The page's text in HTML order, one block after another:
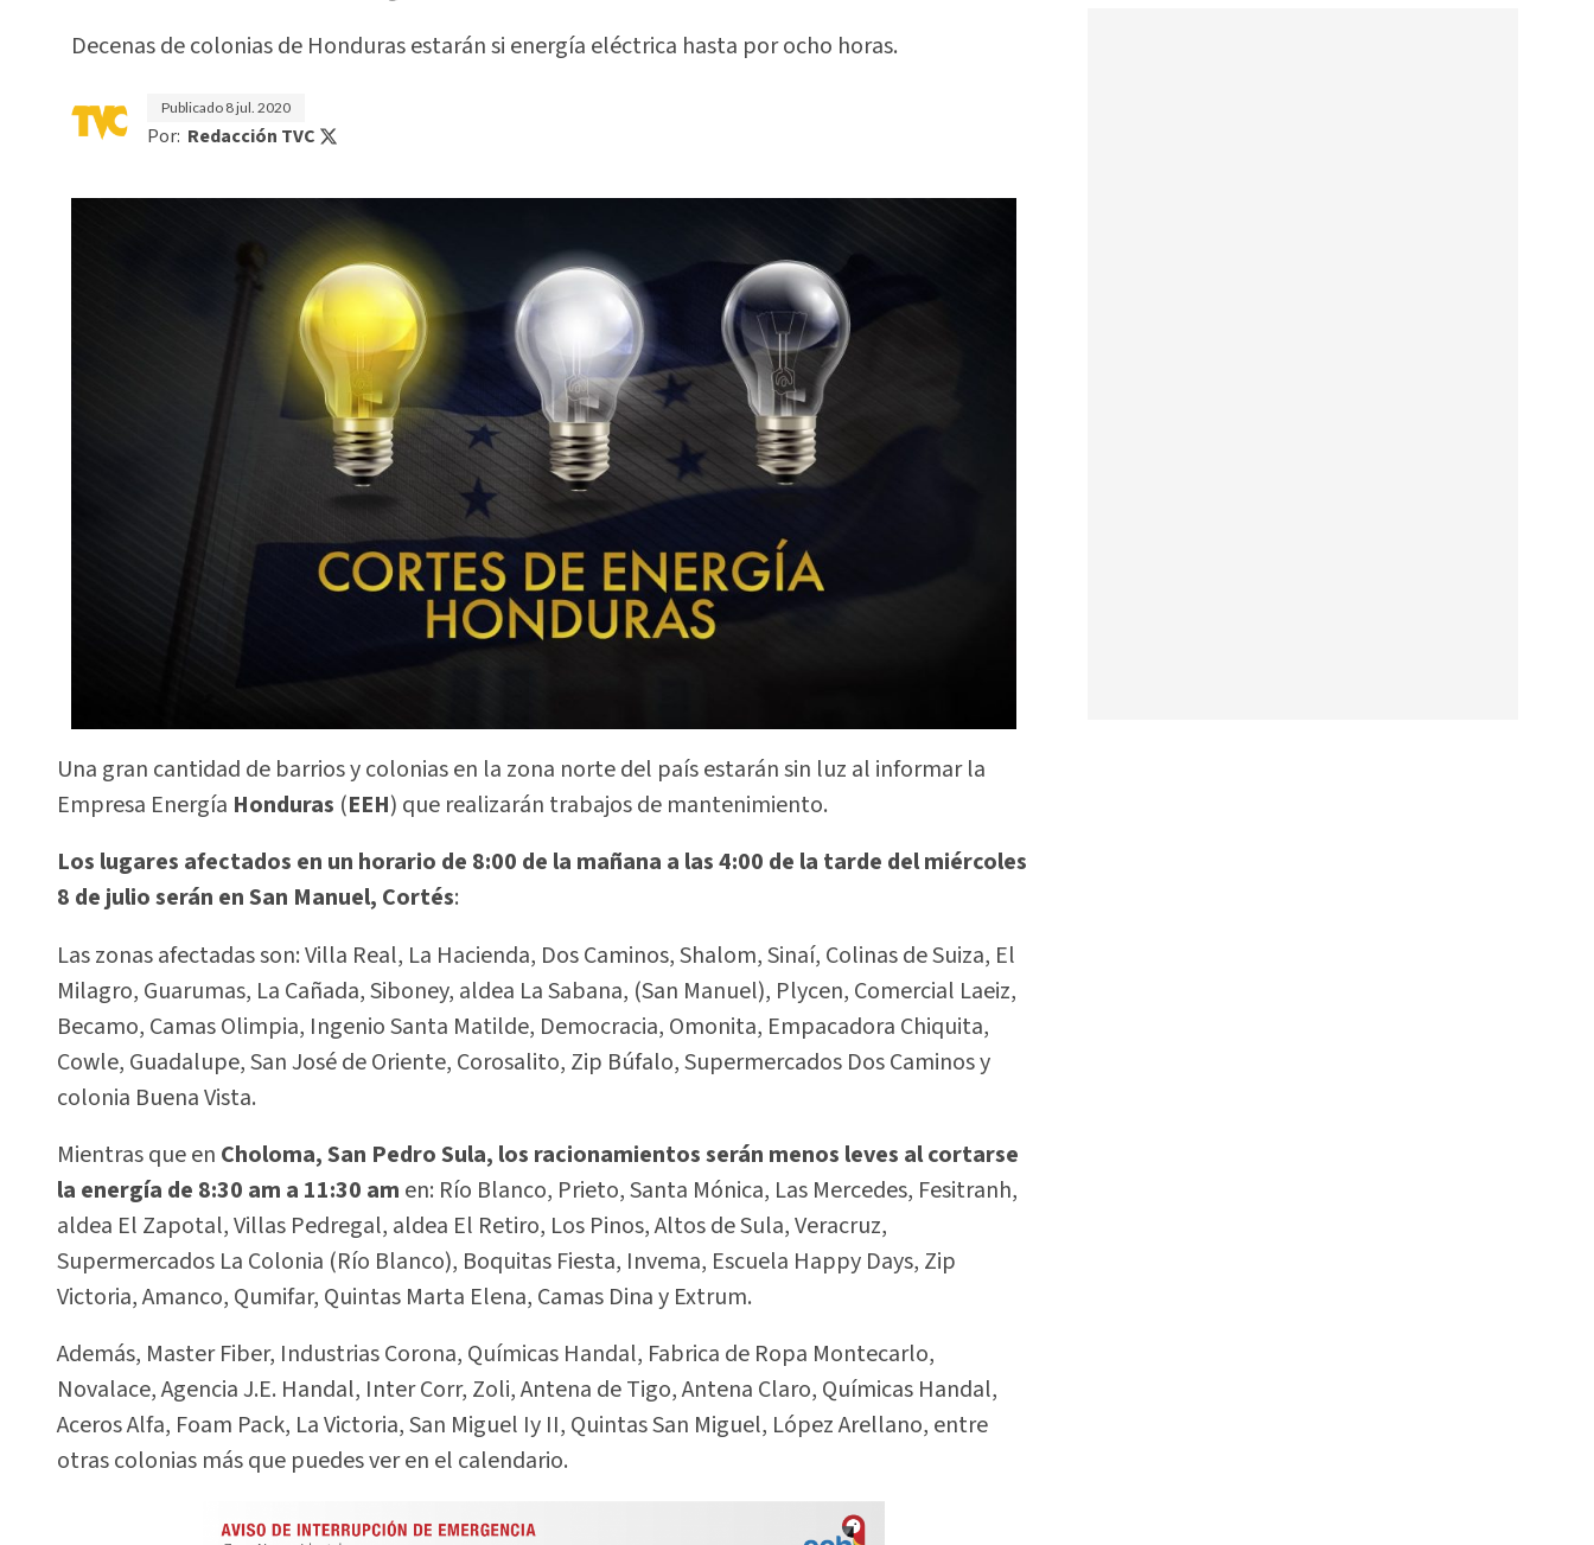
Decenas de colonias de Honduras estarán si energía eléctrica hasta por ocho horas.
Publicado 8 jul. 2020
Por: Redacción TVC
Una gran cantidad de barrios y colonias en la zona norte del paísestarán sin luz al informar la
Empresa Energía Honduras (EEH) que realizarán trabajos de mantenimiento.
Los lugares afectados en un horario de 8:00 de la mañana a las 4:00 de la tarde del miércoles
8 de julio serán en San Manuel, Cortés:
Las zonas afectadas son: Villa Real, La Hacienda, Dos Caminos, Shalom, Sinaí, Colinas de Suiza, El
Milagro, Guarumas, La Cañada, Siboney, aldea La Sabana, (San Manuel), Plycen, Comercial Laeiz,
Becamo, Camas Olimpia, Ingenio Santa Matilde, Democracia, Omonita, Empacadora Chiquita,
Cowle, Guadalupe, San José de Oriente, Corosalito, Zip Búfalo, Supermercados Dos Caminos y
colonia Buena Vista.
Mientras que en Choloma, San Pedro Sula, los racionamientos serán menos leves al cortarse
la energía de 8:30 am a 11:30 am en: Río Blanco, Prieto, Santa Mónica, Las Mercedes, Fesitranh,
aldea El Zapotal, Villas Pedregal, aldea El Retiro, Los Pinos, Altos de Sula, Veracruz,
Supermercados La Colonia (Río Blanco), Boquitas Fiesta, Invema, Escuela Happy Days, Zip
Victoria, Amanco, Qumifar, Quintas Marta Elena, Camas Dina y Extrum.
Además, Master Fiber, Industrias Corona, Químicas Handal, Fabrica de Ropa Montecarlo,
Novalace, Agencia J.E. Handal, Inter Corr, Zoli, Antena de Tigo, Antena Claro, Químicas Handal,
Aceros Alfa, Foam Pack, La Victoria, San Miguel Iy II, Quintas San Miguel, López Arellano, entre
otras colonias más que puedes ver en el calendario.